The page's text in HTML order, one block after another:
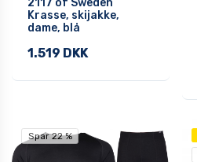
2117 of Sweden
Krasse, skijakke,
dame, blå
1.519 DKK
Spar 22 %